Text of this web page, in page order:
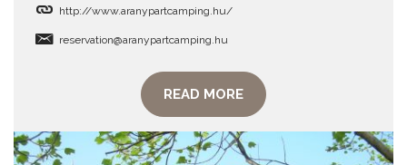
http://www.aranypartcamping.hu/
reservation@aranypartcamping.hu
READ MORE